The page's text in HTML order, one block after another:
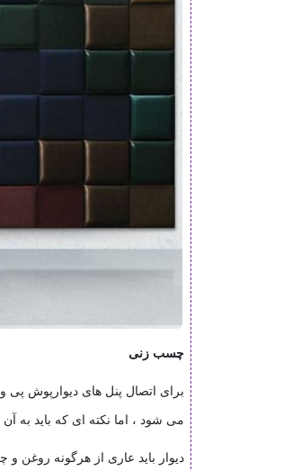
چسب زنی
برای اتصال پنل های دیوارپوش
می شود ، اما نکته ای که باید به
دیوار باید عاری از هرگونه